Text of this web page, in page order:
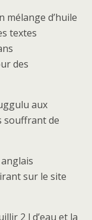
mélange d’huile
textes
des
aux
souffrant de
sur le site
2 l d’eau et la